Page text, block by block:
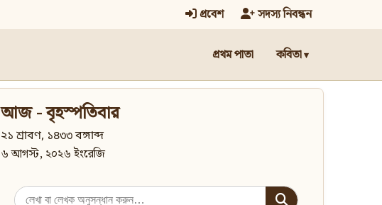
প্রবেশ সদস্য নিবন্ধন
প্রথম পাতা কবিতা
আজ - বৃহস্পতিবার
২১ শ্রাবণ, ১৪৩৩ বঙ্গাব্দ
৬ আগস্ট, ২০২৬ ইংরেজি
Search